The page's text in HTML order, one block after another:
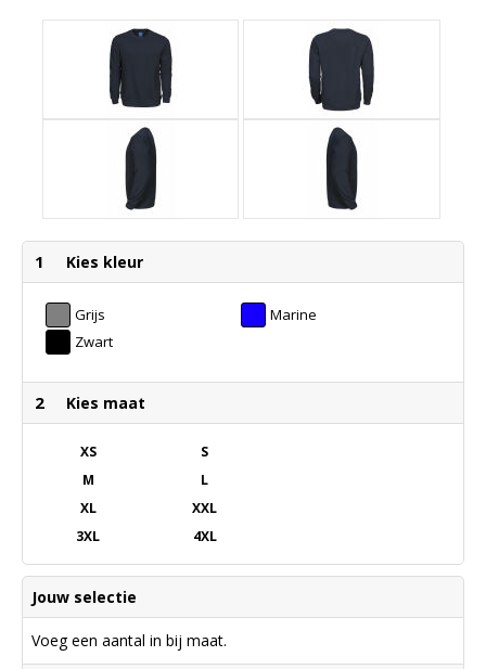
1 Kies kleur
Grijs
Marine
Zwart
2 Kies maat
XS
S
M
L
XL
XXL
3XL
4XL
Jouw selectie
Voeg een aantal in bij maat.